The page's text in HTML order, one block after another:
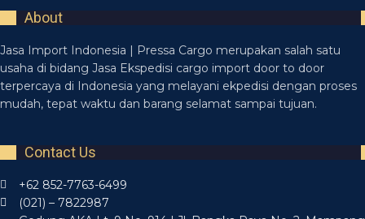
About
Jasa Import Indonesia | Pressa Cargo merupakan salah satu
usaha di bidang Jasa Ekspedisi cargo import door to door
terpercaya di Indonesia yang melayani ekpedisi dengan proses
mudah, tepat waktu dan barang selamat sampai tujuan.
Contact Us
+62 852-7763-6499
(021) – 7822987